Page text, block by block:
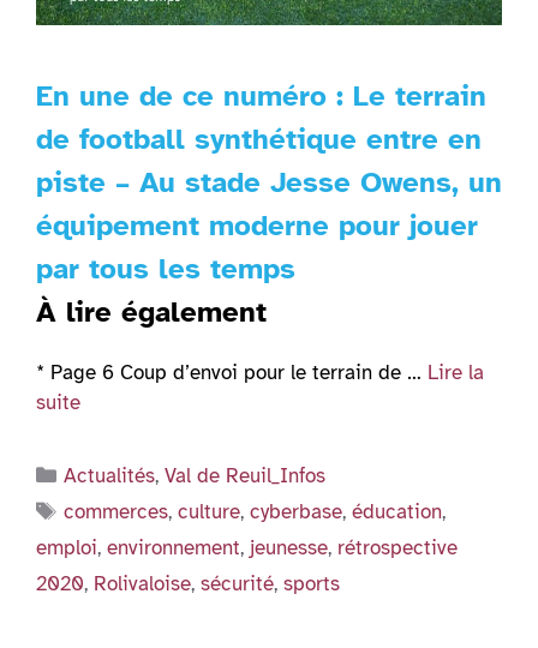
En une de ce numéro : Le terrain
de football synthétique entre en
piste – Au stade Jesse Owens, un
équipement moderne pour jouer
par tous les temps
À lire également
* Page 6 Coup d’envoi pour le terrain de … Lire la
suite
Catégories
Actualités,Val de Reuil_Infos
Étiquettes
commerces,culture,cyberbase,éducation,
emploi, environnement, jeunesse, rétrospective
2020, Rolivaloise, sécurité, sports